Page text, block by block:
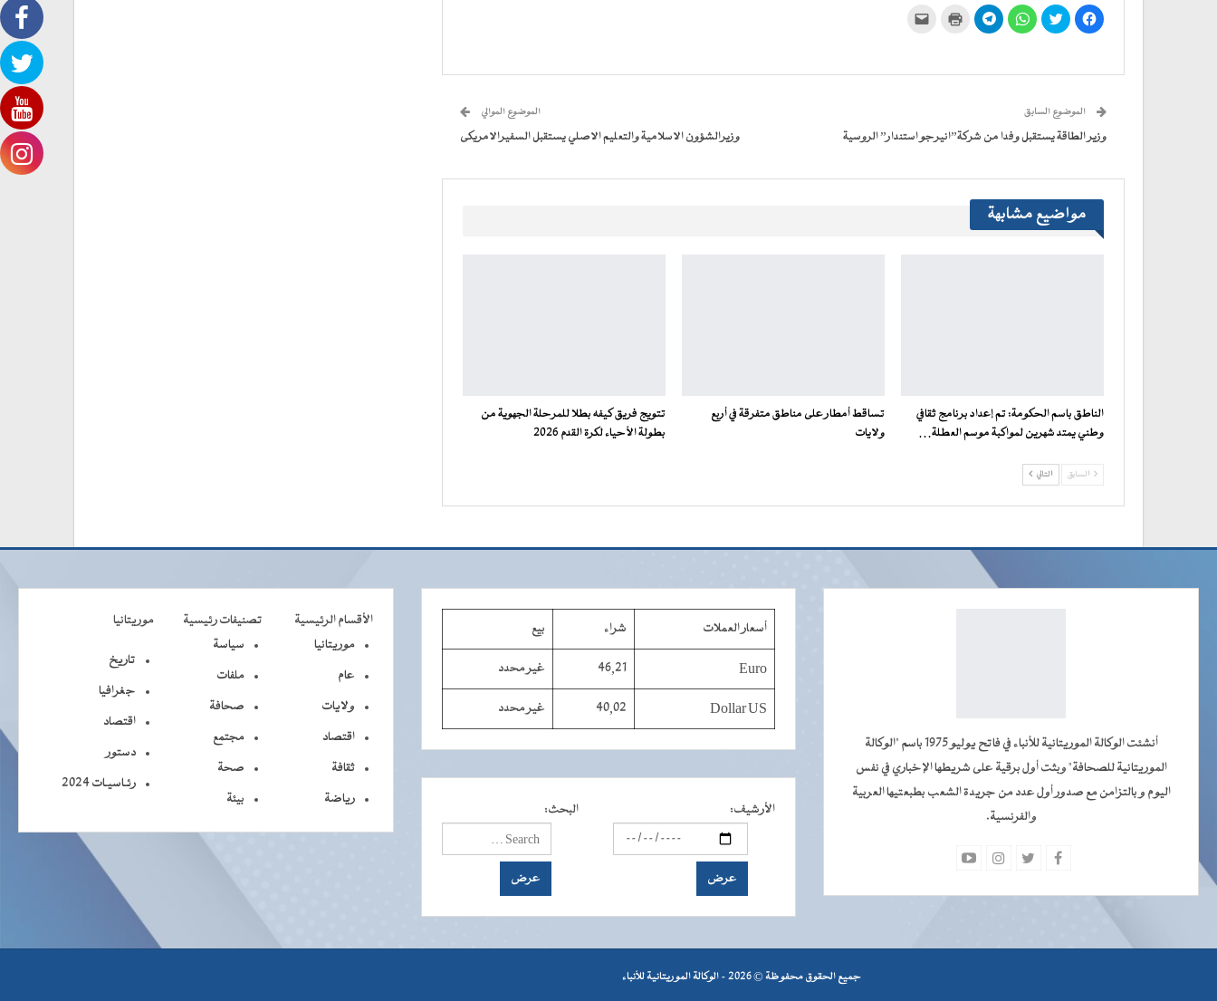
انقر
للمشاركة
على
اضغط
للمشاركة
على
انقر
للمشاركة
على
انقر
للمشاركة
اضغط
للطباعة
جديدة)
الموضوع السابق
وزير الطاقة يستقبل وفدا من شركة”انيرجو استندار” الروسية
الموضوع الموالي
وزيرالشؤون الاسلامية والتعليم الاصلي يستقبل السفيرالامريكى
مواضيع مشابهة
الناطق باسم الحكومة: تم إعداد برنامج ثقافي
وطني يمتد شهرين لمواكبة موسم العطلة…
تساقط أمطار على مناطق متفرقة في أربع
ولايات
تتويج فريق كيفه بطلا للمرحلة الجهوية من
بطولة الأحياء لكرة القدم 2026
السابق التالي
أنشئت الوكالة الموريتانية للأنباء في فاتح يوليو 1975 باسم "الوكالة
الموريتانية للصحافة" وبثت أول برقية على شريطها الإخباري في نفس
اليوم و بالتزامن مع صدور أول عدد من جريدة الشعب بطبعتيها العربية
والفرنسية.
أسعار العملات شراء بيع
Euro
46,21 غير محدد
Dollar US
40,02 غير محدد
الأرشيف: البحث:
الأقسام الرئيسية تصنيفات رئيسية
موريتانيا
موريتانيا
عام
ولايات
اقتصاد
ثقافة
رياضة
سياسة
ملفات
صحافة
مجتمع
صحة
بيئة
تاريخ
جغرافيا
اقتصاد
دستور
رئـاسيـات 2024
جميع الحقوق محفوظة © 2026 - الوكالة الموريتانية للأنباء